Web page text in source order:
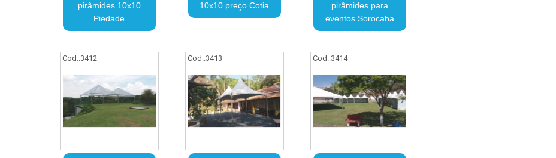
pirâmides 10x10
Piedade
10x10 preço Cotia
pirâmides para
eventos Sorocaba
Cod.:3412 Cod.:3413 Cod.:3414